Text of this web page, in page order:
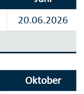
20.06.2026
Oktober